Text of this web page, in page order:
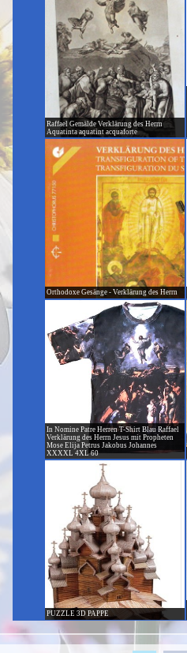
Raffael Gemälde Verklärung des Herrn
Aquatinta aquatint acquaforte
Orthodoxe Gesänge - Verklärung des Herrn
In Nomine Patre Herren T-Shirt Blau Raffael
Verklärung des Herrn Jesus mit Propheten
Mose Elija Petrus Jakobus Johannes
XXXXL 4XL 60
PUZZLE 3D PAPPE